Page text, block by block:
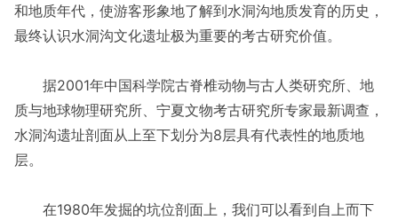
和地质年代，使游客形象地了解到水洞沟地质发育的历史，
最终认识水洞沟文化遗址极为重要的考古研究价值。
据2001年中国科学院古脊椎动物与古人类研究所、地
质与地球物理研究所、宁夏文物考古研究所专家最新调查，
水洞沟遗址剖面从上至下划分为8层具有代表性的地质地
层。
在1980年发掘的坑位剖面上，我们可以看到自上而下